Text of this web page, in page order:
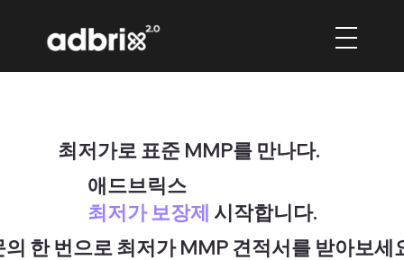
최저가로 표준 MMP를 만나다.
애드브릭스
최저가 보장제 ​시작합니다.
의 한 번으로 최저가 MMP 견적서를 받아보세